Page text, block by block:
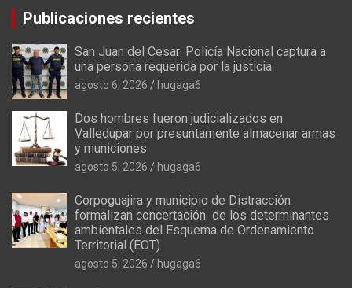
Publicaciones recientes
San Juan del Cesar: Policía Nacional captura a
una persona requerida por la justicia
agosto 6, 2026 hugaga6
Dos hombres fueron judicializados en
Valledupar por presuntamente almacenar armas
y municiones
agosto 5, 2026 hugaga6
Corpoguajira y municipio de Distracción
formalizan concertación de los determinantes
ambientales del Esquema de Ordenamiento
Territorial (EOT)
agosto 5, 2026 hugaga6